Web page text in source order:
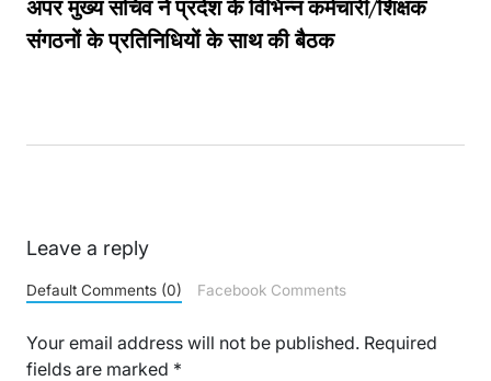
अपर मुख्य सचिव ने प्रदेश के विभिन्न कर्मचारी/शिक्षक
संगठनों के प्रतिनिधियों के साथ की बैठक
Leave a reply
Default Comments (0) Facebook Comments
Your email address will not be published. Required
fields are marked *